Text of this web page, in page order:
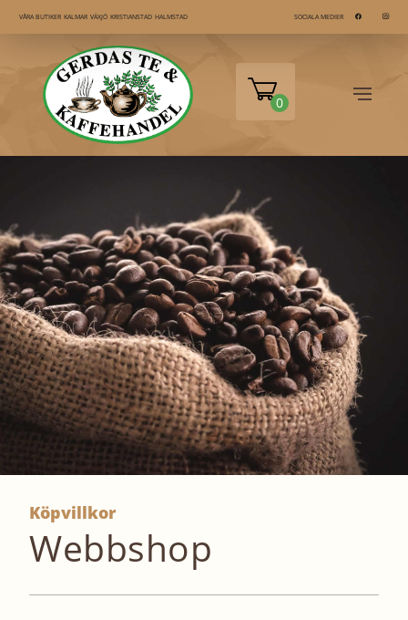
VÅRA BUTIKER KALMAR VÄXJÖ KRISTIANSTAD HALMSTAD SOCIALA MEDIER
0
Köpvillkor
Webbshop